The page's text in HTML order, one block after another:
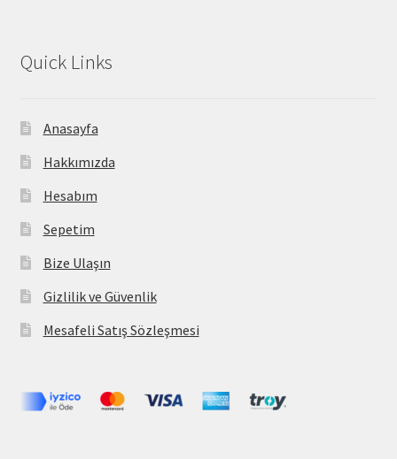
Quick Links
Anasayfa
Hakkımızda
Hesabım
Sepetim
Bize Ulaşın
Gizlilik ve Güvenlik
Mesafeli Satış Sözleşmesi